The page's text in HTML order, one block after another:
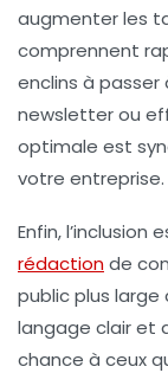
augmenter les
comprennent
enclins à passer
newsletter ou
optimale est
votre entreprise.
Enfin,
rédactionde
public plus large
langage clair et
chance à ceux